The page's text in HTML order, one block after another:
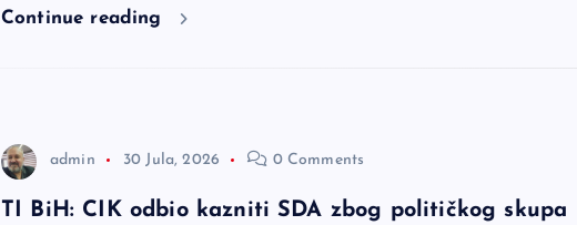
Continue reading
admin 30 Jula, 2026 0 Comments
TI BiH: CIK odbio kazniti SDA zbog političkog skupa